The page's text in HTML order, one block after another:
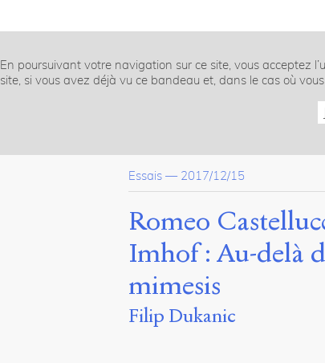
En poursuivant votre navigation sur ce site, vous acceptez
site, si vous avez déjà vu ce bandeau et, dans le cas où
Essais — 2017/12/15
Romeo
Imhof : Au-delà
mimesis
Filip Dukanic